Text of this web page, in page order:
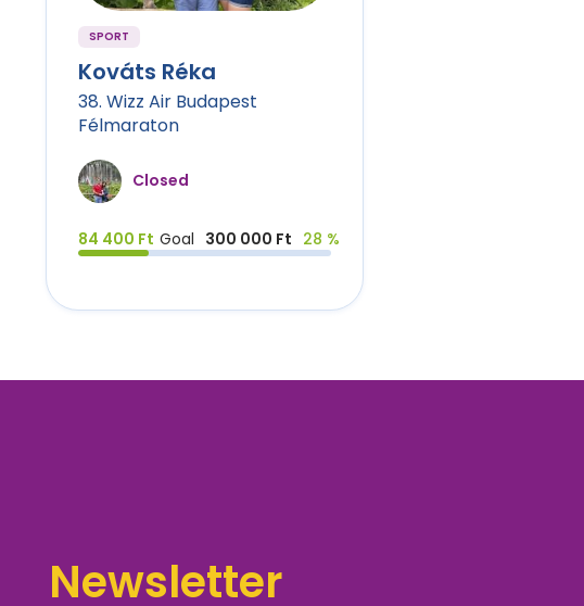
SPORT
Kováts Réka
38. Wizz Air Budapest
Félmaraton
Closed
84 400 Ft Goal 300 000 Ft 28 %
Newsletter